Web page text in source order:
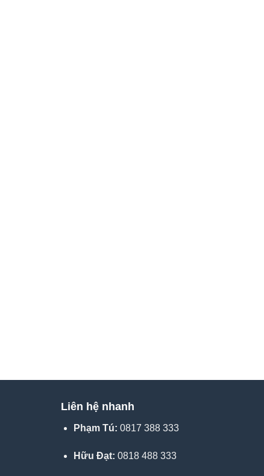
Liên hệ nhanh
Phạm Tú: 0817 388 333
Hữu Đạt: 0818 488 333